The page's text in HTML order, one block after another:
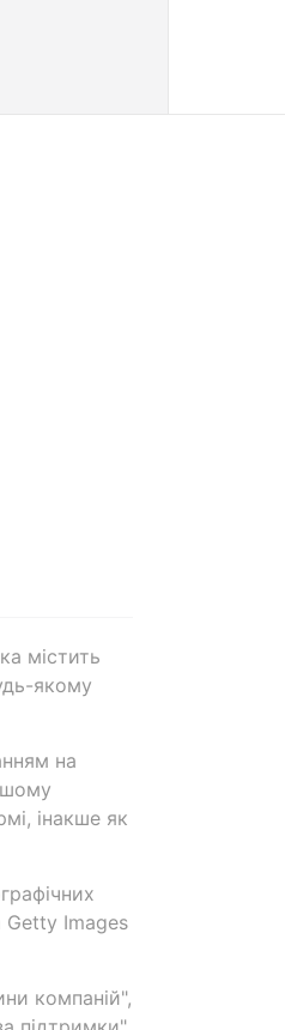
містить
якому
на
інакше як
Getty Images
компаній",